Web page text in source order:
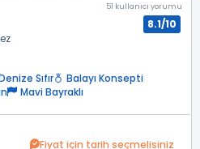
51 kullanıcı yorumu
8.1/10
Sıfır
Balayı Konsepti
Mavi Bayraklı
Fiyat için tarih seçmelisiniz